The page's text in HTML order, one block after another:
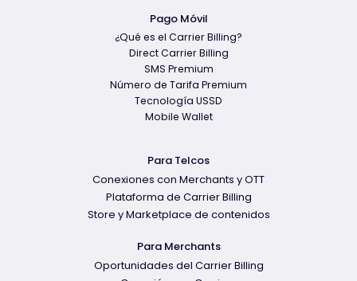
Pago Móvil
¿Qué es el Carrier Billing?
Direct Carrier Billing
SMS Premium
Número de Tarifa Premium
Tecnología USSD
Mobile Wallet
Para Telcos
Conexiones con Merchants y OTT
Plataforma de Carrier Billing
Store y Marketplace de contenidos
Para Merchants
Oportunidades del Carrier Billing